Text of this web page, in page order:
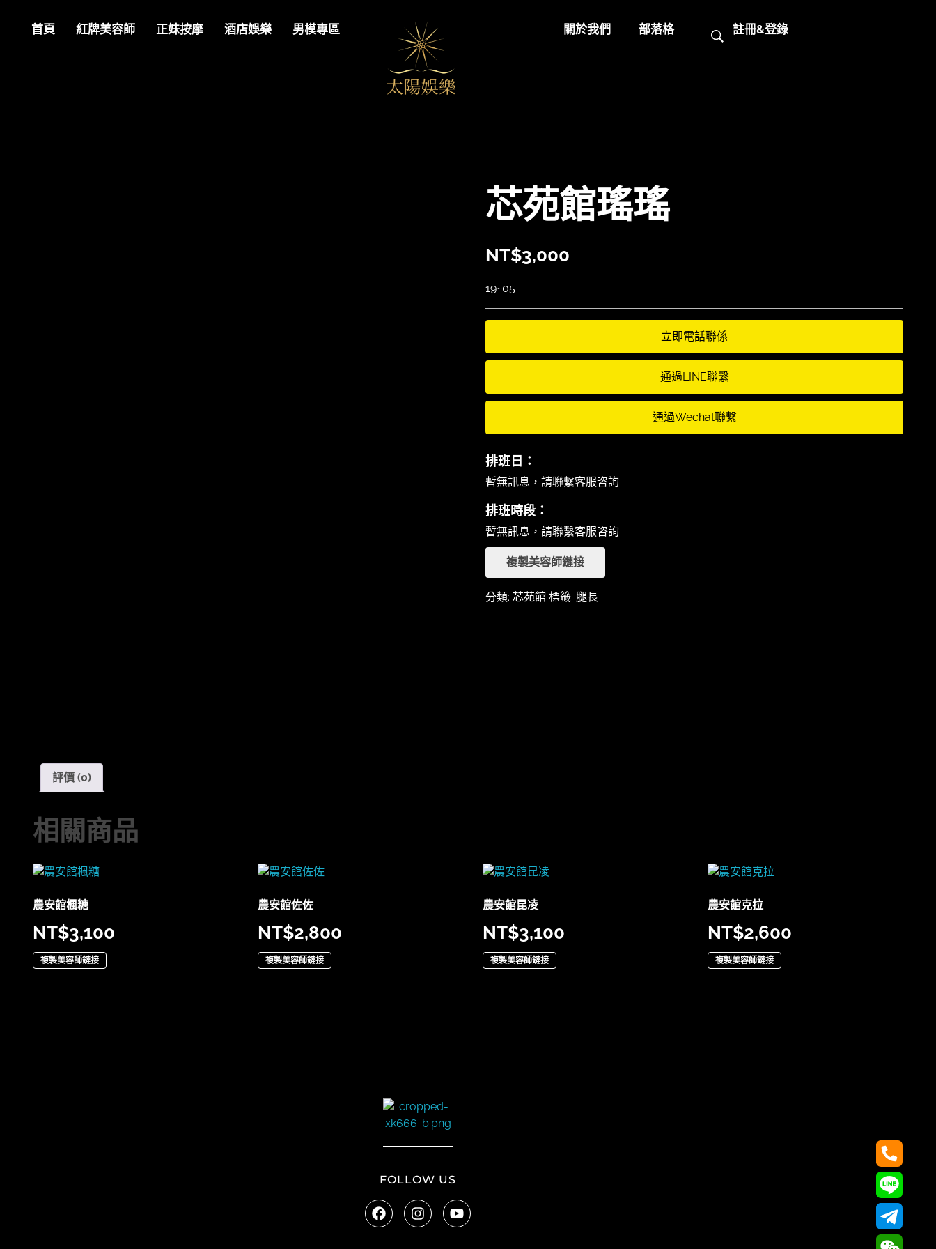
首頁 紅牌美容師 正妹按摩 酒店娛樂 男模專區 關於我們 部落格 註冊&登錄
芯苑館瑤瑤
NT$3,000
19~05
立即電話聯係
通過LINE聯繫
通過Wechat聯繫
排班日：
暫無訊息，請聯繫客服咨詢
排班時段：
暫無訊息，請聯繫客服咨詢
複製美容師鏈接
分類: 芯苑館 標籤: 腿長
評價 (0)
相關商品
農安館楓糖
NT$3,100
複製美容師鏈接
農安館佐佐
NT$2,800
複製美容師鏈接
農安館昆凌
NT$3,100
複製美容師鏈接
農安館克拉
NT$2,600
複製美容師鏈接
FOLLOW US